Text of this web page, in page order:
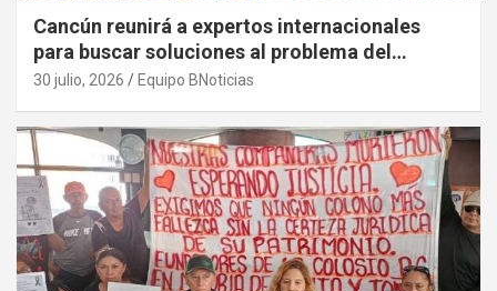
Cancún reunirá a expertos internacionales
para buscar soluciones al problema del
sargazo
30 julio, 2026 Equipo BNoticias